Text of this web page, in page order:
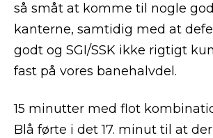
så småt at komme til nogle
kanterne, samtidig med at
godt og SGI/SSK ikke rigtigt
fast på vores banehalvdel.
15 minutter med flot
Blå førte i det 17. minut til at